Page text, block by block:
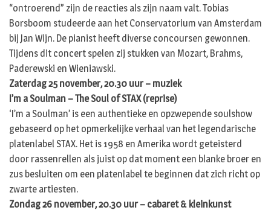
“ontroerend” zijn de reacties als zijn naam valt. Tobias
Borsboom studeerde aan het Conservatorium van Amsterdam
bij Jan Wijn. De pianist heeft diverse concoursen gewonnen.
Tijdens dit concert spelen zij stukken van Mozart, Brahms,
Paderewski en Wieniawski.
Zaterdag 25 november, 20.30 uur – muziek
I’m a Soulman – The Soul of STAX (reprise)
‘I’m a Soulman’ is een authentieke en opzwepende soulshow
gebaseerd op het opmerkelijke verhaal van het legendarische
platenlabel STAX. Het is 1958 en Amerika wordt geteisterd
door rassenrellen als juist op dat moment een blanke broer en
zus besluiten om een platenlabel te beginnen dat zich richt op
zwarte artiesten.
Zondag 26 november, 20.30 uur – cabaret & kleinkunst